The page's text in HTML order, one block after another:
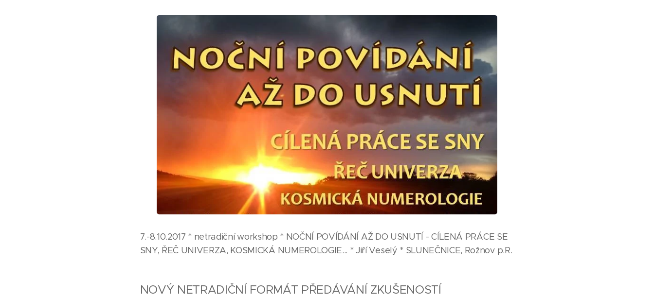
7.-8.10.2017 * netradiční workshop * NOČNÍ POVÍDÁNÍ AŽ DO USNUTÍ - CÍLENÁ PRÁCE SE
SNY, ŘEČ UNIVERZA, KOSMICKÁ NUMEROLOGIE... * Jiří Veselý * SLUNEČNICE, Rožnov p.R.
NOVÝ NETRADIČNÍ FORMÁT PŘEDÁVÁNÍ ZKUŠENOSTÍ